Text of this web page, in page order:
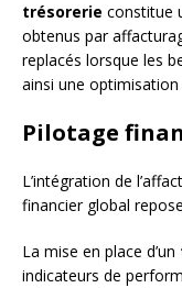
trésorerie constitue
obtenus par
replacés lorsque les
ainsi une
Pilotage
L’intégration de
financier global
La mise en place d’un
indicateurs de